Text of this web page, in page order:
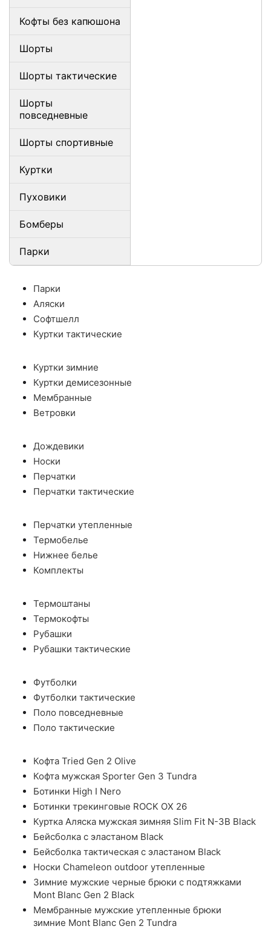
Кофты без капюшона
Шорты
Шорты тактические
Шорты
повседневные
Шорты спортивные
Куртки
Пуховики
Бомберы
Парки
Парки
Аляски
Софтшелл
Куртки тактические
Куртки зимние
Куртки демисезонные
Мембранные
Ветровки
Дождевики
Носки
Перчатки
Перчатки тактические
Перчатки утепленные
Термобелье
Нижнее белье
Комплекты
Термоштаны
Термокофты
Рубашки
Рубашки тактические
Футболки
Футболки тактические
Поло повседневные
Поло тактические
Кофта Tried Gen 2 Olive
Кофта мужская Sporter Gen 3 Tundra
Ботинки High I Nero
Ботинки трекинговые ROCK OX 26
Куртка Аляска мужская зимняя Slim Fit N-3B Black
Бейсболка с эластаном Black
Бейсболка тактическая с эластаном Black
Носки Chameleon outdoor утепленные
Зимние мужские черные брюки с подтяжками
Mont Blanc Gen 2 Black
Мембранные мужские утепленные брюки
зимние Mont Blanc Gen 2 Tundra